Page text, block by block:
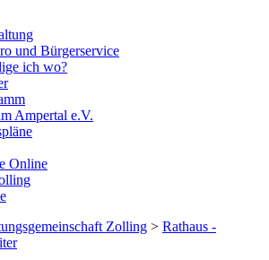
und Bürgerservice
ich wo?
Ampertal e.V.
Online
Zolling > Rathaus -